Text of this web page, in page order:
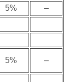
5% –
5% –